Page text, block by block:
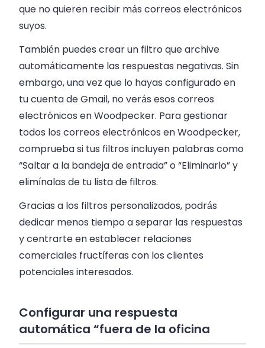
que no quieren recibir más correos electrónicos
suyos.
También puedes crear un filtro que archive
automáticamente las respuestas negativas. Sin
embargo, una vez que lo hayas configurado en
tu cuenta de Gmail, no verás esos correos
electrónicos en Woodpecker. Para gestionar
todos los correos electrónicos en Woodpecker,
comprueba si tus filtros incluyen palabras como
“Saltar a la bandeja de entrada” o “Eliminarlo” y
elimínalas de tu lista de filtros.
Gracias a los filtros personalizados, podrás
dedicar menos tiempo a separar las respuestas
y centrarte en establecer relaciones
comerciales fructíferas con los clientes
potenciales interesados.
Configurar una respuesta
automática “fuera de la oficina